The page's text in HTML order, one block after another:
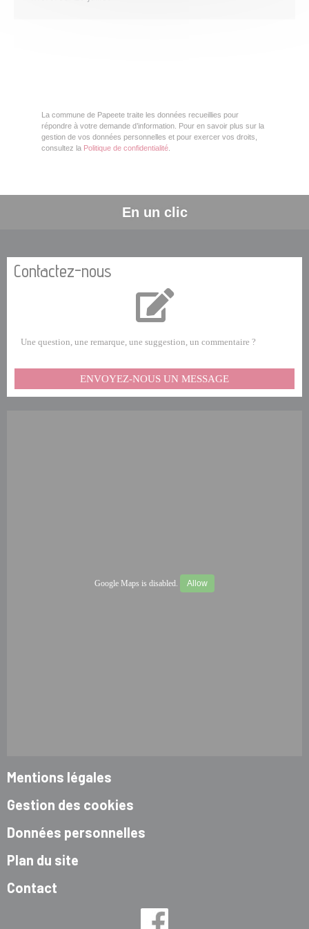
La commune de Papeete traite les données recueillies pour
répondre à votre demande d’information. Pour en savoir plus sur la
gestion de vos données personnelles et pour exercer vos droits,
consultez la Politique de confidentialité
En un clic
Contactez-nous
Une question, une remarque, une suggestion, un commentaire ?
ENVOYEZ-NOUS UN MESSAGE
Google Maps is disabled. Allow
Mentions légales
Gestion des cookies
Données personnelles
Plan du site
Contact